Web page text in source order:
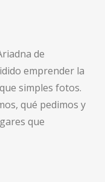
de
emprender la
simples fotos.
qué pedimos y
que